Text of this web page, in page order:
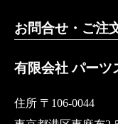
お問合せ・ご注
有限会社 パーツ
住所 〒106-0044